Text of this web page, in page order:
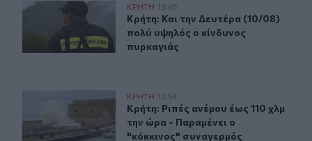
Κρήτη: Και την Δευτέρα (10/08) πολύ υψηλός ο
ΚΡΗΤΗ 13:45
Κρήτη: Και την Δευτέρα (10/08)
Κρήτη: Και την Δευτέρα (10/08)
πολύ υψηλός ο κίνδυνος
πυρκαγιάς
Κρήτη: Ριπές ανέμου έως 110 χλμ την ώρα - Παραμένει
ΚΡΗΤΗ 12:54
Κρήτη: Ριπές ανέμου έως 110 χλμ
Κρήτη: Ριπές ανέμου έως 110 χλμ
την ώρα - Παραμένει ο
"κόκκινος" συναγερμός